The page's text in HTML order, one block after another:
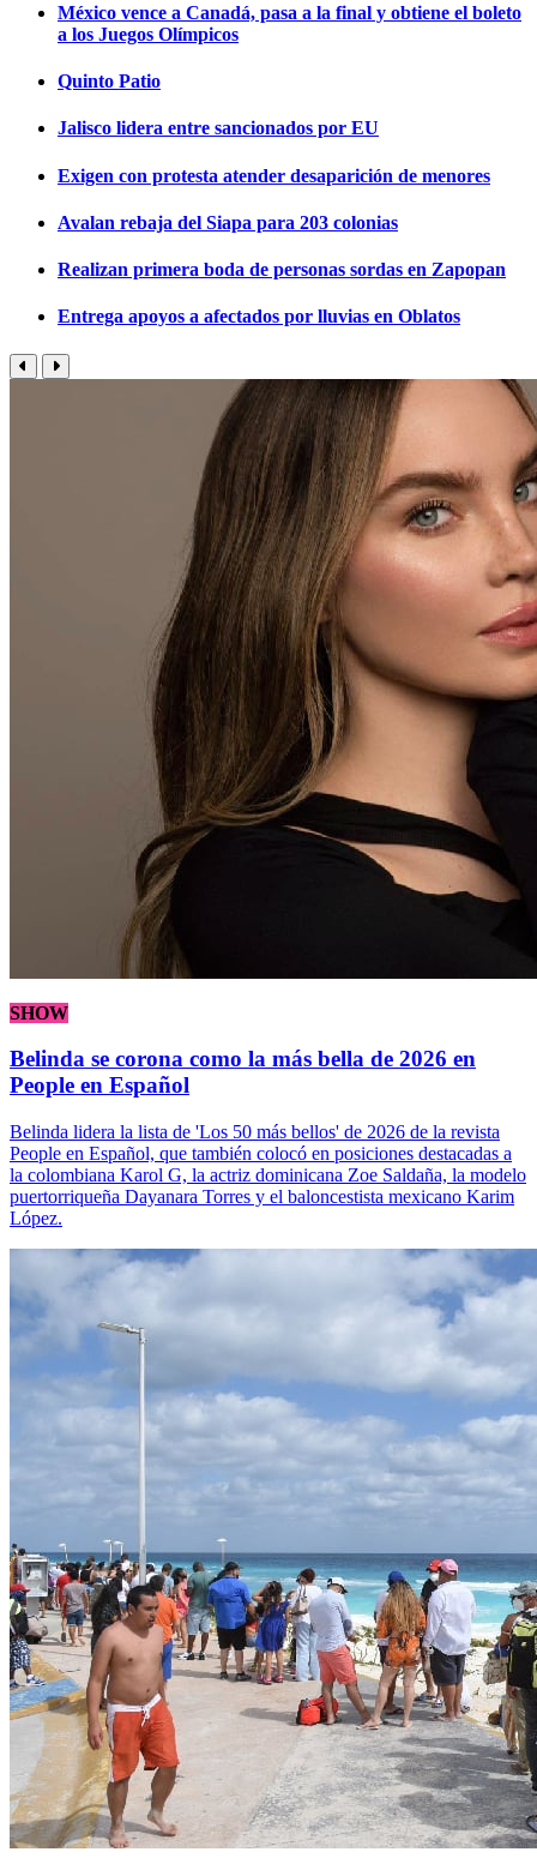
México vence a Canadá, pasa a la final y obtiene el boleto
a los Juegos Olímpicos
Quinto Patio
Jalisco lidera entre sancionados por EU
Exigen con protesta atender desaparición de menores
Avalan rebaja del Siapa para 203 colonias
Realizan primera boda de personas sordas en Zapopan
Entrega apoyos a afectados por lluvias en Oblatos
SHOW
Belinda se corona como la más bella de 2026 en
People en Español
Belinda lidera la lista de 'Los 50 más bellos' de 2026 de la revista
People en Español, que también colocó en posiciones destacadas a
la colombiana Karol G, la actriz dominicana Zoe Saldaña, la modelo
puertorriqueña Dayanara Torres y el baloncestista mexicano Karim
López.